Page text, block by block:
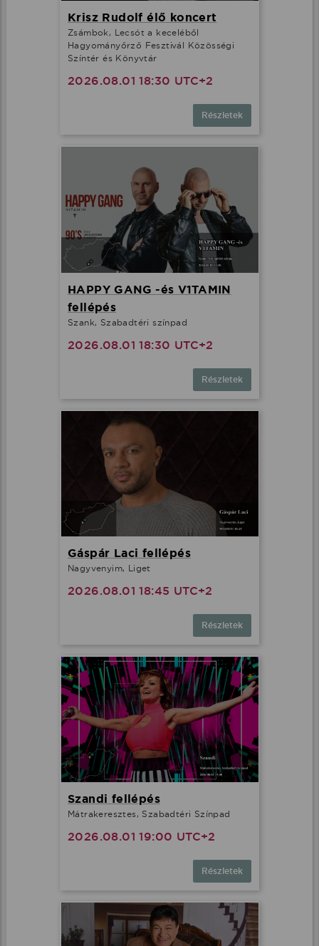
Krisz Rudolf élő koncert
Zsámbok, Lecsót a keceléből
Hagyományőrző Fesztivál Közösségi
Színtér és Könyvtár
2026.08.01 18:30 UTC+2
Részletek
HAPPY GANG -és V1TAMIN
fellépés
Szank, Szabadtéri színpad
2026.08.01 18:30 UTC+2
Részletek
Gáspár Laci fellépés
Nagyvenyim, Liget
2026.08.01 18:45 UTC+2
Részletek
Szandi fellépés
Mátrakeresztes, Szabadtéri Színpad
2026.08.01 19:00 UTC+2
Részletek